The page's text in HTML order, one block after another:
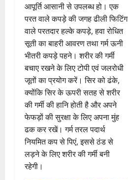
आपूर्ति आसानी से उपलब्ध हो। एक
परत वाले कपड़े की जगह ढीली फिटिंग
वाले परतदार हल्के कपड़े, हवा रोधित
सूती का बाहरी आवरण तथा गर्म ऊनी
भीतरी कपड़े पहने। शरीर की गर्मी
बचाए रखने के लिए टोपी एवं जलरोधी
जूतों का प्रयोग करें। सिर को ढंके,
क्योंकि सिर के ऊपरी सतह से शरीर
की गर्मी की हानि होती है और अपने
फेफड़ों की सुरक्षा के लिए अपना मुंह
ढक कर रखें। गर्म तरल पदार्थ
नियमित कप से पिएं, इससे ठंड से
लड़ने के लिए शरीर की गर्मी बनी
रहेगी।